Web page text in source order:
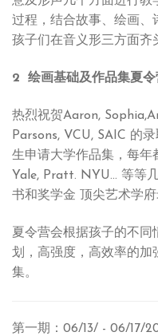
过程，结合故事、绘画、
孩子们在音义形三方面齐
2 绘画基础及作品集夏令
热烈祝贺Aaron,
Parsons, VCU, SAIC 的
生申请大学作品集，每年
Yale, Pratt. NYU... 等等
书和奖学金 顶尖艺术学府
夏令营会根据孩子的不
划，高强度，高效率的加
集。
第一期：06/13/ - 06/17/